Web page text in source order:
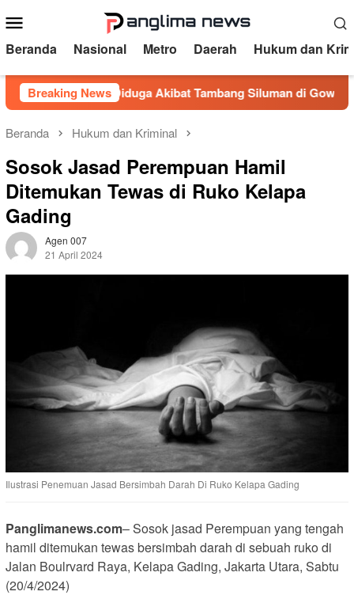
ke
kontenMobile
Beranda Nasional Metro Daerah Hukum dan
Breaking News
Diduga Akibat Tambang Siluman di Gowa, PRI Desak
Beranda Hukum dan Kriminal
Sosok Jasad Perempuan Hamil
Ditemukan Tewas di Ruko Kelapa
Gading
Agen 007
21 April 2024
Ilustrasi Penemuan Jasad Bersimbah Darah Di Ruko Kelapa Gading
Panglimanews.com– Sosok jasad Perempuan yang tengah
hamil ditemukan tewas bersimbah darah di sebuah ruko di
Jalan Boulrvard Raya, Kelapa Gading, Jakarta Utara, Sabtu
(20/4/2024)